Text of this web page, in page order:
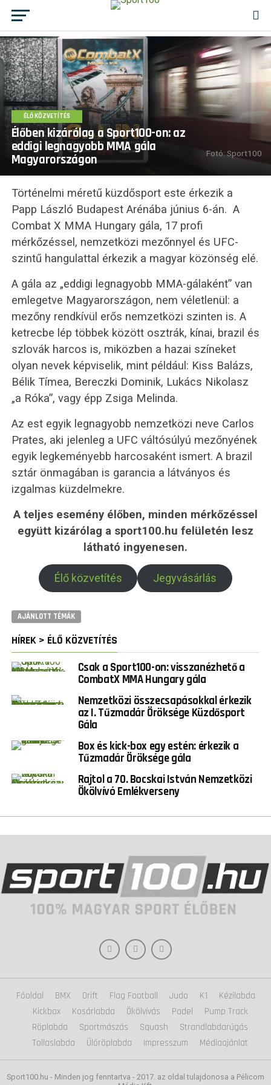
ÉLŐ KÖZVETÍTÉS
Élőben kizárólag a Sport100-on: az
eddigi legnagyobb MMA gála
Magyarországon
Fotó: Sport100
Történelmi méretű küzdősport este érkezik a
Papp László Budapest Arénába június 6-án. A
Combat X MMA Hungary gála, 17 profi
mérkőzéssel, nemzetközi mezőnnyel és UFC-
szintű hangulattal érkezik a magyar közönség elé.
A gála az „eddigi legnagyobb MMA-gálaként” van
emlegetve Magyarországon, nem véletlenül: a
mezőny rendkívül erős nemzetközi szinten is. A
ketrecbe lép többek között osztrák, kínai, brazil és
szlovák harcos is, miközben a hazai színeket
olyan nevek képviselik, mint például: Kiss Balázs,
Bélik Tímea, Bereczki Dominik, Lukács Nikolasz
„a Róka”, vagy épp Zsiga Melinda.
Az est egyik legnagyobb nemzetközi neve Carlos
Prates, aki jelenleg a UFC váltósúlyú mezőnyének
egyik legkeményebb harcosaként ismert. A brazil
sztár önmagában is garancia a látványos és
izgalmas küzdelmekre.
A teljes esemény élőben, minden mérkőzéssel
együtt kizárólag a sport100.hu felületén lesz
látható ingyenesen.
Élő közvetítés Jegyvásárlás
AJÁNLOTT TÉMÁK
HÍREK > ÉLŐ KÖZVETÍTÉS
Csak a Sport100-on: visszanézhető a
CombatX MMA Hungary gála
Nemzetközi összecsapásokkal érkezik
az I. Tűzmadár Öröksége Küzdősport
Gála
Box és kick-box egy estén: érkezik a
Tűzmadár Öröksége gála
Rajtol a 70. Bocskai István Nemzetközi
Ökölvívó Emlékverseny
Főoldal BMX Drift Flag Football Judo K1
Kézilabda
Kickbox
Kosárlabda Ökölvívás Padel
Pump Track
Röplabda
Sportmászás Squash
Strandlabdarúgás
Tollaslabda
Ülőröplabda Impresszum Médiaajánlat
Sport100.hu - Minden jog fenntartva - 2017. az oldal tulajdonosa a Pélicom